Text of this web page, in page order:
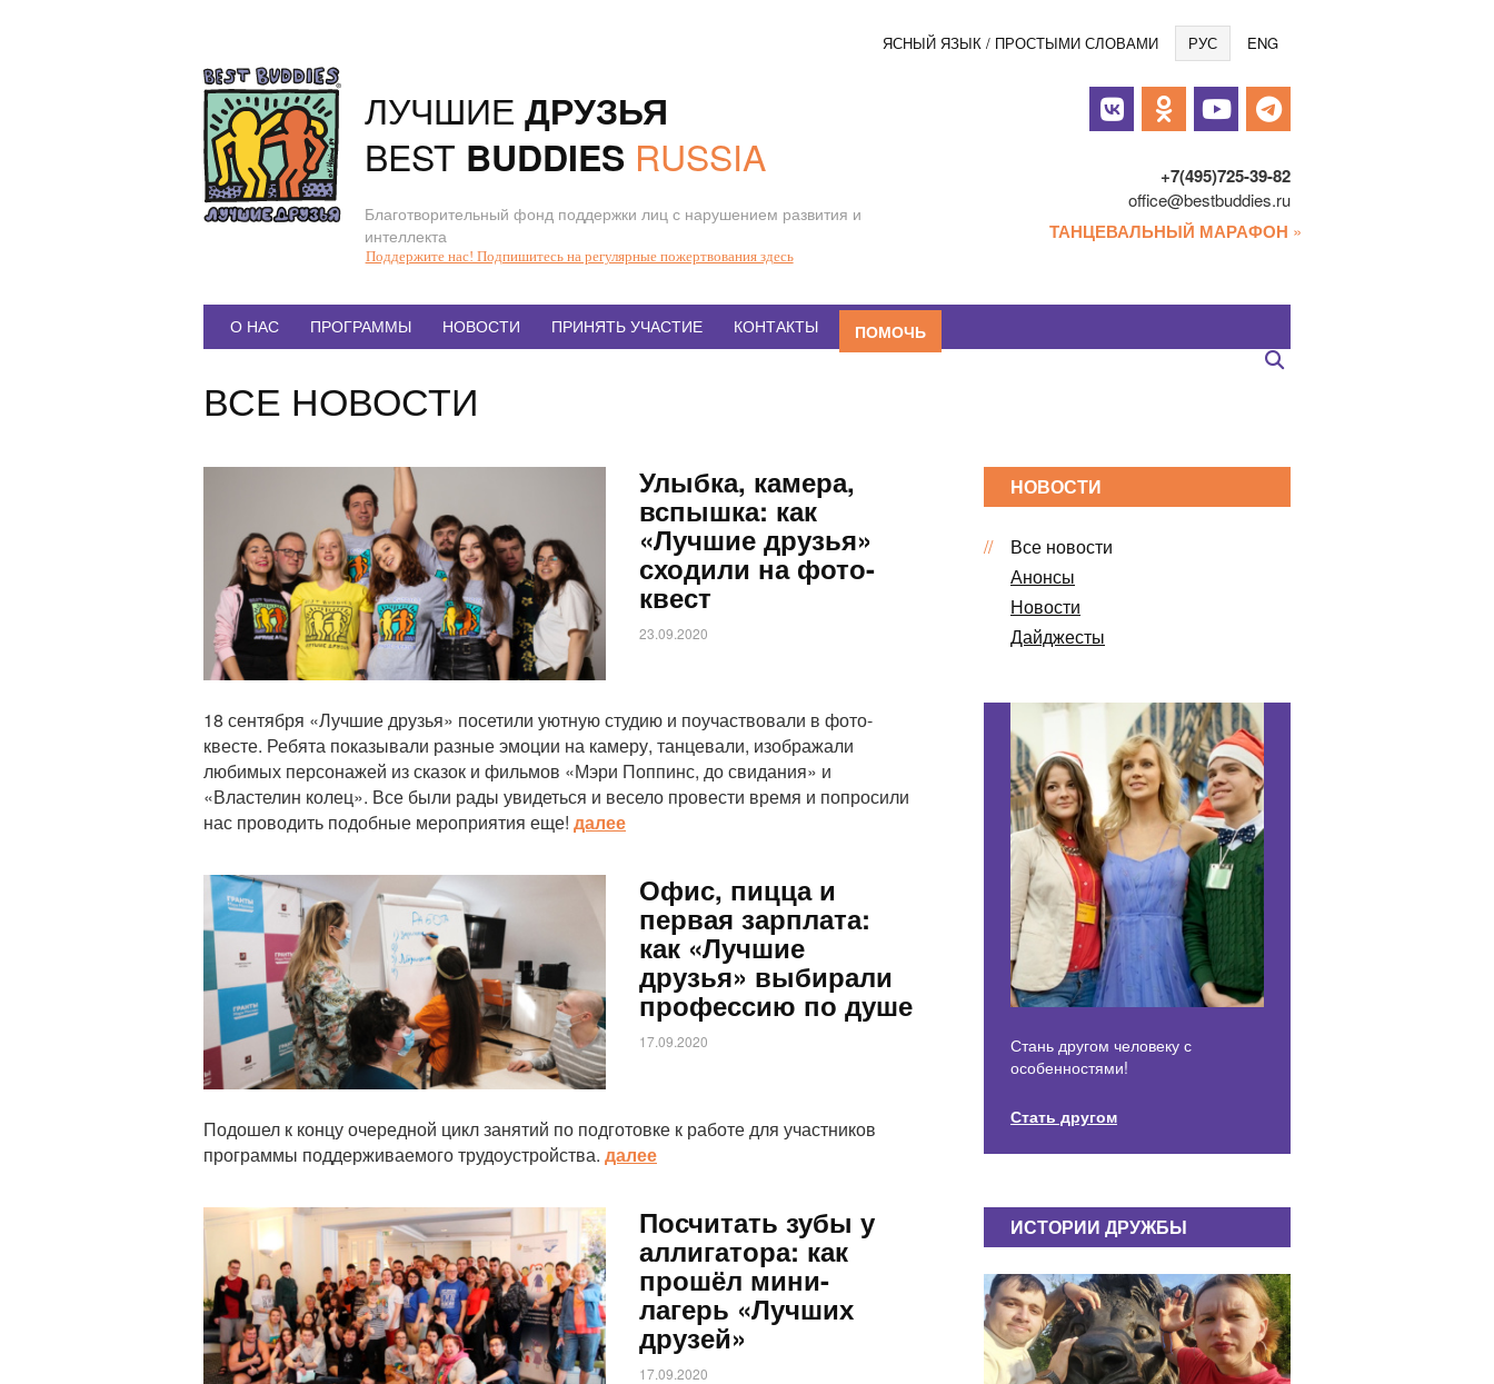
к
содержанию
ЯСНЫЙ ЯЗЫК / ПРОСТЫМИ СЛОВАМИ РУС ENG
ЛУЧШИЕ ДРУЗЬЯ
BEST BUDDIES RUSSIA
Благотворительный фонд поддержки лиц с нарушением развития и
интеллекта
+7(495)725-39-82
office@bestbuddies.ru
ТАНЦЕВАЛЬНЫЙ МАРАФОН »
Поддержите нас! Подпишитесь на регулярные пожертвования здесь
Главное
О НАС ПРОГРАММЫ НОВОСТИ ПРИНЯТЬ УЧАСТИЕ КОНТАКТЫ ПОМОЧЬ
ВСЕ НОВОСТИ
Улыбка, камера,
вспышка: как
«Лучшие друзья»
сходили на фото-
квест
23.09.2020
18 сентября «Лучшие друзья» посетили уютную студию и поучаствовали в фото-
квесте. Ребята показывали разные эмоции на камеру, танцевали, изображали
любимых персонажей из сказок и фильмов «Мэри Поппинс, до свидания» и
«Властелин колец». Все были рады увидеться и весело провести время и попросили
нас проводить подобные мероприятия еще! далее
Статья Офис, пицца и
первая зарплата:
как «Лучшие
друзья» выбирали
профессию по душе
17.09.2020
Подошел к концу очередной цикл занятий по подготовке к работе для участников
программы поддерживаемого трудоустройства. далее
Статья Посчитать зубы у
аллигатора: как
прошёл мини-
лагерь «Лучших
друзей»
17.09.2020
НОВОСТИ
Все новости
Анонсы
Новости
Дайджесты
Стань другом человеку с
особенностями!
Стать другом
ИСТОРИИ ДРУЖБЫ